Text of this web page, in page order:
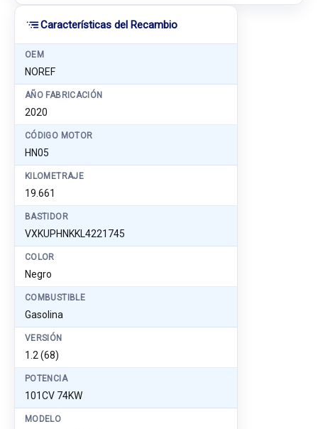
Características del Recambio
OEM
NOREF
AÑO FABRICACIÓN
2020
CÓDIGO MOTOR
HN05
KILOMETRAJE
19.661
BASTIDOR
VXKUPHNKKL4221745
COLOR
Negro
COMBUSTIBLE
Gasolina
VERSIÓN
1.2 (68)
POTENCIA
101CV 74KW
MODELO